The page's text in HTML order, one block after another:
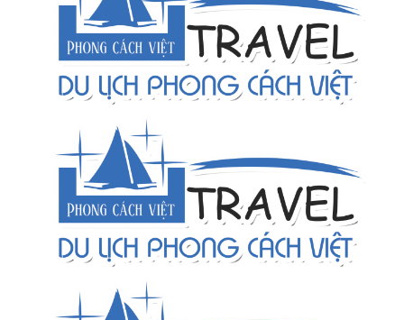
Thực tập sinh kinh doanh
Nhân viên điều hành nội địa